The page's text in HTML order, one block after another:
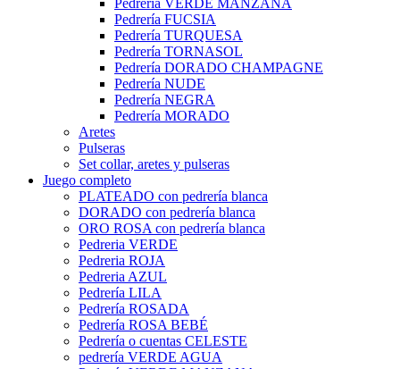
Pedrería VERDE MANZANA
Pedrería FUCSIA
Pedrería TURQUESA
Pedrería TORNASOL
Pedrería DORADO CHAMPAGNE
Pedrería NUDE
Pedrería NEGRA
Pedrería MORADO
Aretes
Pulseras
Set collar, aretes y pulseras
Juego completo
PLATEADO con pedrería blanca
DORADO con pedrería blanca
ORO ROSA con pedrería blanca
Pedreria VERDE
Pedreria ROJA
Pedreria AZUL
Pedrería LILA
Pedrería ROSADA
Pedrería ROSA BEBÉ
Pedrería o cuentas CELESTE
pedrería VERDE AGUA